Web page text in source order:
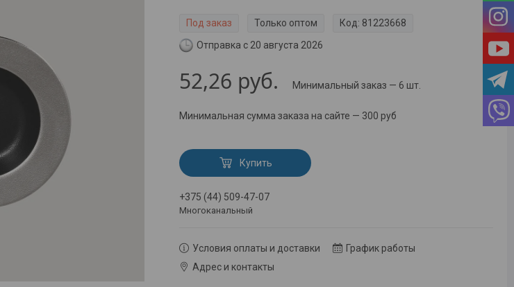
Под заказ Только оптом Код: 81223668
Отправка с 20 августа 2026
52,26 руб. Минимальный заказ — 6 шт.
Минимальная сумма заказа на сайте — 300 руб
Купить
+375 (44) 509-47-07
Многоканальный
Условия оплаты и доставки
График работы
Адрес и контакты